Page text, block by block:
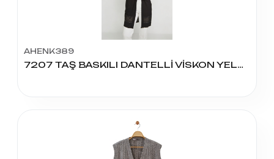
AHENK389
7207 TAŞ BASKILI DANTELLİ VİSKON YELEK